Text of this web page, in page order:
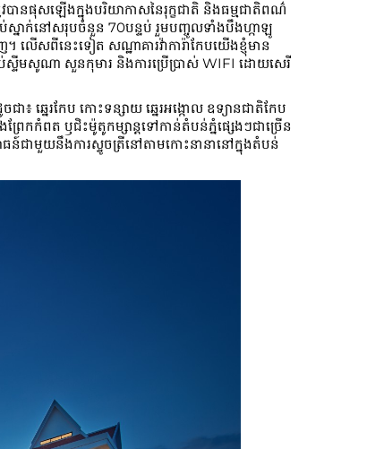
បានផុសឡើងក្នុងបរិយាកាសនៃរុក្ខជាតិ និងធម្មជាតិពណ៌
ស្នាក់នៅសរុបចំនួន 70បន្ទប់ រួមបញ្ចូលទាំងបឹងហ្កាឡូ
សពីនេះទៀត សណ្ឋាគារវ៉ាការ៉ាកែបយើងខ្ញុំមាន
ទប់ស្ទីមសូណា សួនកុមារ និងការប្រើប្រាស់ WIFI ដោយសេរី
ឆ្នេរកែប កោះទន្សាយ ឆ្នេរអង្កោល ឧទ្យានជាតិកែប
ងព្រែកកំពត ឫជិះម៉ូតូកម្សាន្ដទៅកាន់តំបន់ភ្នំផ្សេងៗជាច្រើន
ជាមួយនឹងការស្ទូចត្រីនៅតាមកោះនានានៅក្នុងតំបន់